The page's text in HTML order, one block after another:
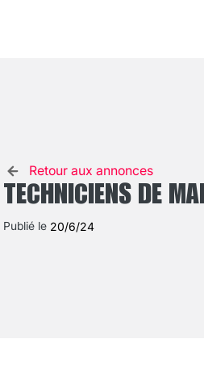
Retour aux annonces
TECHNICIENS DE
Publié le 20/6/24